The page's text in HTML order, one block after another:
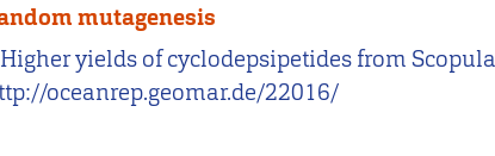
mutagenesis
Higher yields of cyclodepsipetides from
oceanrep.geomar.de/22016/